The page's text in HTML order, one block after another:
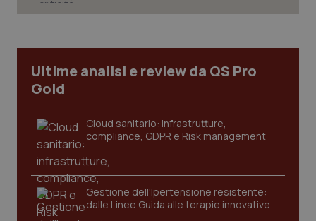
Ultime analisi e review da QS Pro
Gold
Cloud sanitario: infrastrutture,
compliance, GDPR e Risk management
Gestione dell'Ipertensione resistente:
dalle Linee Guida alle terapie innovative
VISITOR_PRIVACY_METADATA
YouTube
5